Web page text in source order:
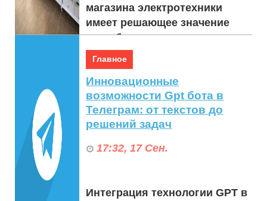
магазина электротехники
имеет решающее значение
для обеспечения качества
продукции, безопасности
транзакций и превосходн...
Главное
Инновационные
возможности Gpt бота в
Телеграм: от текстов до
решений задач
17:32, 17 Сен.
Интеграция технологии GPT в